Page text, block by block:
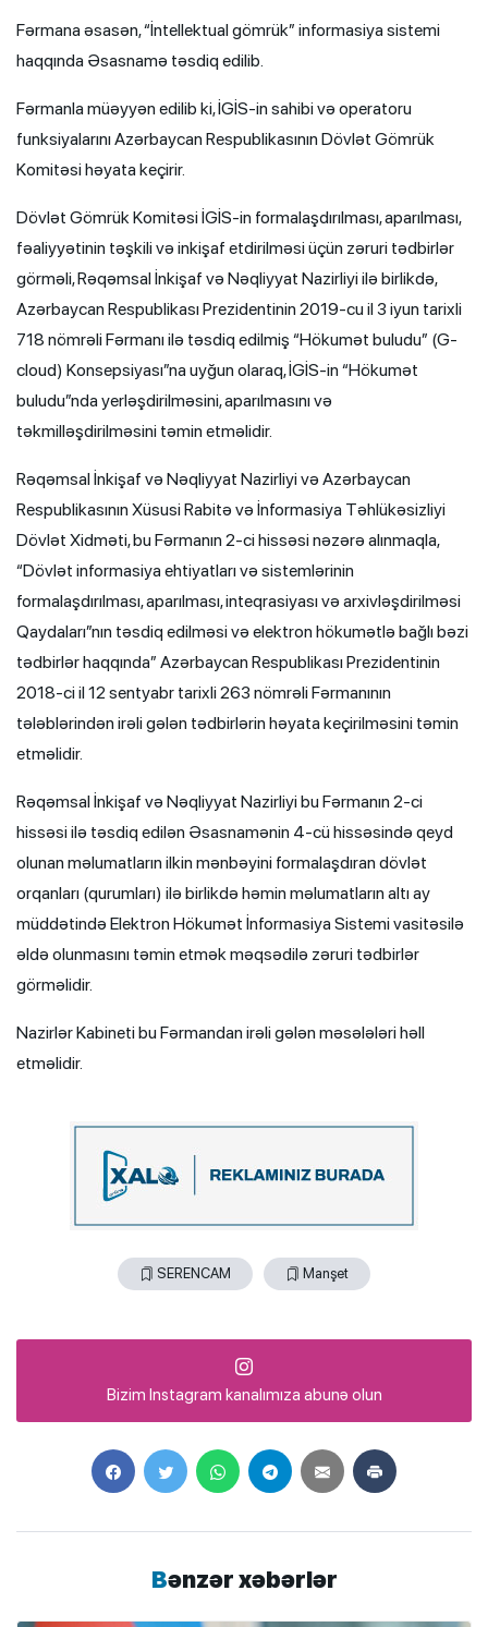
Fərmana əsasən, “İntellektual gömrük” informasiya sistemi
haqqında Əsasnamə təsdiq edilib.
Fərmanla müəyyən edilib ki, İGİS-in sahibi və operatoru
funksiyalarını Azərbaycan Respublikasının Dövlət Gömrük
Komitəsi həyata keçirir.
Dövlət Gömrük Komitəsi İGİS-in formalaşdırılması, aparılması,
fəaliyyətinin təşkili və inkişaf etdirilməsi üçün zəruri tədbirlər
görməli, Rəqəmsal İnkişaf və Nəqliyyat Nazirliyi ilə birlikdə,
Azərbaycan Respublikası Prezidentinin 2019-cu il 3 iyun tarixli
718 nömrəli Fərmanı ilə təsdiq edilmiş “Hökumət buludu” (G-
cloud) Konsepsiyası”na uyğun olaraq, İGİS-in “Hökumət
buludu”nda yerləşdirilməsini, aparılmasını və
təkmilləşdirilməsini təmin etməlidir.
Rəqəmsal İnkişaf və Nəqliyyat Nazirliyi və Azərbaycan
Respublikasının Xüsusi Rabitə və İnformasiya Təhlükəsizliyi
Dövlət Xidməti, bu Fərmanın 2-ci hissəsi nəzərə alınmaqla,
“Dövlət informasiya ehtiyatları və sistemlərinin
formalaşdırılması, aparılması, inteqrasiyası və arxivləşdirilməsi
Qaydaları”nın təsdiq edilməsi və elektron hökumətlə bağlı bəzi
tədbirlər haqqında” Azərbaycan Respublikası Prezidentinin
2018-ci il 12 sentyabr tarixli 263 nömrəli Fərmanının
tələblərindən irəli gələn tədbirlərin həyata keçirilməsini təmin
etməlidir.
Rəqəmsal İnkişaf və Nəqliyyat Nazirliyi bu Fərmanın 2-ci
hissəsi ilə təsdiq edilən Əsasnamənin 4-cü hissəsində qeyd
olunan məlumatların ilkin mənbəyini formalaşdıran dövlət
orqanları (qurumları) ilə birlikdə həmin məlumatların altı ay
müddətində Elektron Hökumət İnformasiya Sistemi vasitəsilə
əldə olunmasını təmin etmək məqsədilə zəruri tədbirlər
görməlidir.
Nazirlər Kabineti bu Fərmandan irəli gələn məsələləri həll
etməlidir.
SERENCAM Manşet
Bizim Instagram kanalımıza abunə olun
Bənzər xəbərlər